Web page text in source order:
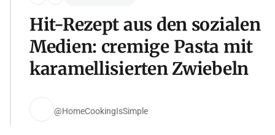
Hit-Rezept aus den sozialen
Medien: cremige Pasta mit
karamellisierten Zwiebeln
@HomeCookingIsSimple